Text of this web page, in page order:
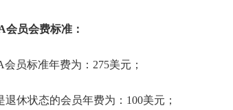
员会费标准：
标准年费为：275美元；
状态的会员年费为：100美元；